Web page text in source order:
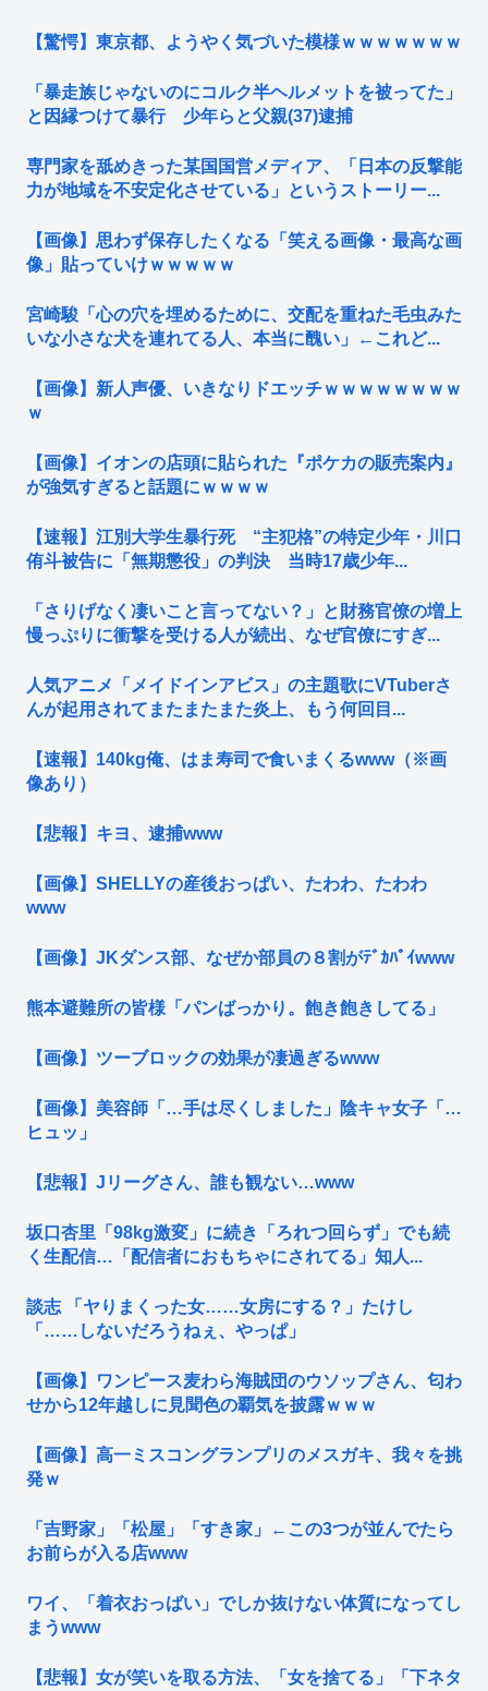
【驚愕】東京都、ようやく気づいた模様ｗｗｗｗｗｗｗ
「暴走族じゃないのにコルク半ヘルメットを被ってた」
と因縁つけて暴行 少年らと父親(37)逮捕
専門家を舐めきった某国国営メディア、「日本の反撃能
力が地域を不安定化させている」というストーリー...
【画像】思わず保存したくなる「笑える画像・最高な画
像」貼っていけｗｗｗｗｗ
宮崎駿「心の穴を埋めるために、交配を重ねた毛虫みた
いな小さな犬を連れてる人、本当に醜い」←これど...
【画像】新人声優、いきなりドエッチｗｗｗｗｗｗｗｗ
ｗ
【画像】イオンの店頭に貼られた『ポケカの販売案内』
が強気すぎると話題にｗｗｗｗ
【速報】江別大学生暴行死 “主犯格”の特定少年・川口
侑斗被告に「無期懲役」の判決 当時17歳少年...
「さりげなく凄いこと言ってない？」と財務官僚の増上
慢っぷりに衝撃を受ける人が続出、なぜ官僚にすぎ...
人気アニメ「メイドインアビス」の主題歌にVTuberさ
んが起用されてまたまたまた炎上、もう何回目...
【速報】140kg俺、はま寿司で食いまくるwww（※画
像あり）
【悲報】キヨ、逮捕www
【画像】SHELLYの産後おっぱい、たわわ、たわわ
www
【画像】JKダンス部、なぜか部員の８割がﾃﾞｶﾊﾟｲwww
熊本避難所の皆様「パンばっかり。飽き飽きしてる」
【画像】ツーブロックの効果が凄過ぎるwww
【画像】美容師「…手は尽くしました」陰キャ女子「…
ヒュッ」
【悲報】Jリーグさん、誰も観ない…www
坂口杏里「98kg激変」に続き「ろれつ回らず」でも続
く生配信…「配信者におもちゃにされてる」知人...
談志 「ヤりまくった女……女房にする？」たけし
「……しないだろうねぇ、やっぱ」
【画像】ワンピース麦わら海賊団のウソップさん、匂わ
せから12年越しに見聞色の覇気を披露ｗｗｗ
【画像】高一ミスコングランプリのメスガキ、我々を挑
発ｗ
「吉野家」「松屋」「すき家」←この3つが並んでたら
お前らが入る店www
ワイ、「着衣おっばい」でしか抜けない体質になってし
まうwww
【悲報】女が笑いを取る方法、「女を捨てる」「下ネタ